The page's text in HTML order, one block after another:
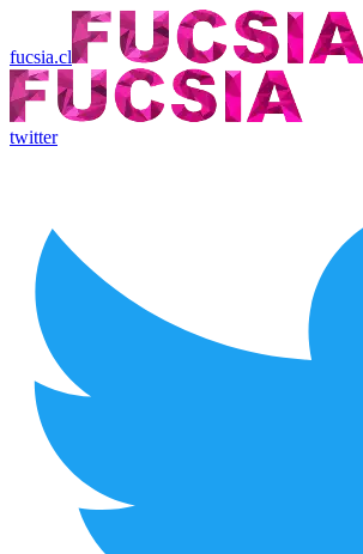
fucsia.cl
twitter